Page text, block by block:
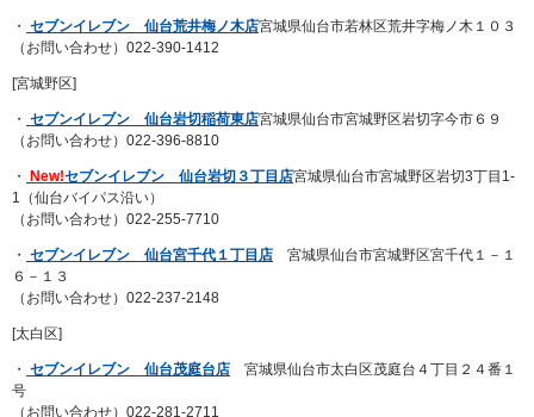
・ セブンイレブン 仙台荒井梅ノ木店宮城県仙台市若林区荒井字梅ノ木１０３
（お問い合わせ）022-390-1412
[宮城野区]
・ セブンイレブン 仙台岩切稲荷東店宮城県仙台市宮城野区岩切字今市６９
（お問い合わせ）022-396-8810
・ New!セブンイレブン 仙台岩切３丁目店宮城県仙台市宮城野区岩切3丁目1-
1（仙台バイパス沿い）
（お問い合わせ）022-255-7710
・ セブンイレブン 仙台宮千代１丁目店 宮城県仙台市宮城野区宮千代１－１
６－１３
（お問い合わせ）022-237-2148
[太白区]
・ セブンイレブン 仙台茂庭台店 宮城県仙台市太白区茂庭台４丁目２４番１
号
（お問い合わせ）022-281-2711